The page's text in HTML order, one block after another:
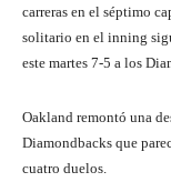
carreras en el séptimo
solitario en el inning
este martes 7-5 a los
Oakland remontó una
Diamondbacks que
cuatro duelos.